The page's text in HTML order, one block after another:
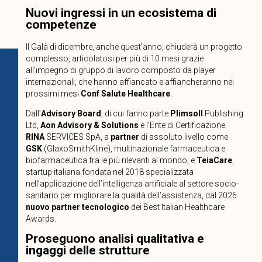
Nuovi ingressi in un ecosistema di
competenze
Il Galà di dicembre, anche quest’anno, chiuderà un progetto
complesso, articolatosi per più di 10 mesi grazie
all’impegno di gruppo di lavoro composto da player
internazionali, che hanno affiancato e affiancheranno nei
prossimi mesi Conf Salute Healthcare.
Dall’Advisory Board , di cui fanno parte Plimsoll Publishing
Ltd, Aon Advisory & Solutions e l’Ente di Certificazione
RINASERVICES SpA, a partner di assoluto livello come
GSK (GlaxoSmithKline), multinazionale farmaceutica e
biofarmaceutica fra le più rilevanti al mondo, e TeiaCare,
startup italiana fondata nel 2018 specializzata
nell’applicazione dell’intelligenza artificiale al settore socio-
sanitario per migliorare la qualità dell’assistenza, dal 2026
nuovo partner tecnologico dei Best Italian Healthcare
Awards.
Proseguono analisi qualitativa e
ingaggi delle strutture